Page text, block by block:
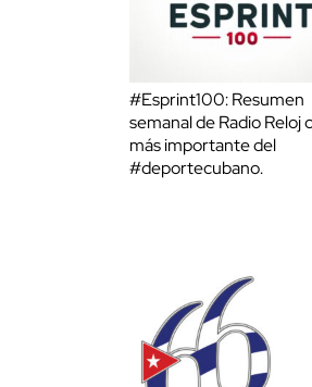
#Esprint100: Resumen
semanal de Radio Reloj
más importante del
#deportecubano.